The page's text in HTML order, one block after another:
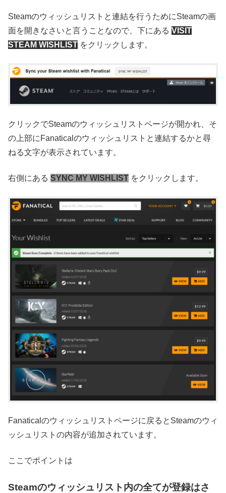
Steamのウィッシュリストと連結を行うためにSteamの画
面を開きなさいと言うことなので、下にある VISIT
STEAM WISHLIST をクリックします。
クリックでSteamのウィッシュリストページが開かれ、そ
の上部にFanaticalのウィッシュリストと連結するかと尋
ねる文字が表示されています。
右側にある SYNC MY WISHLIST をクリックします。
Fanaticalのウィッシュリストページに戻るとSteamのウィ
ッシュリストの内容が追加されています。
ここでポイントは
Steamのウィッシュリスト内の全てが登録はさ